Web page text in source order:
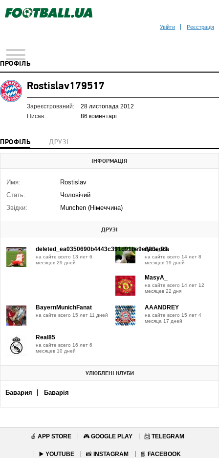
Увійти Реєстрація
ПРОФІЛЬ
Rostislav179517
Зареєстрований:
28 листопада 2012
Писав:
86 коментарі
ПРОФІЛЬ ДРУЗІ
ІНФОРМАЦІЯ
Имя:
Rostislav
Стать:
Чоловічий
Звідки:
Munchen (Німеччина)
ДРУЗІ
deleted_ea0350690b4443c391d91be9e820edca
на сайте всего 13 лет 6
месяцев 29 дней
гусь_99.
на сайте всего 14 лет 8
месяцев 19 дней
MasyA_
на сайте всего 14 лет 12
месяцев 22 дня
BayernMunichFanat
на сайте всего 15 лет 11 дней
AAANDREY
на сайте всего 15 лет 4
месяца 17 дней
Real85
на сайте всего 16 лет 6
месяцев 10 дней
УЛЮБЛЕНІ КЛУБИ
Бавария Баварія
🍏 APP STORE 🎮 GOOGLE PLAY 📨 TELEGRAM
▶️ YOUTUBE 📸 INSTAGRAM 📘 FACEBOOK